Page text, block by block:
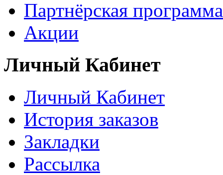
Партнёрская программа
Акции
Личный Кабинет
Личный Кабинет
История заказов
Закладки
Рассылка